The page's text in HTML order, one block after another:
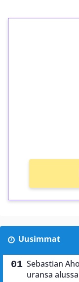
Uusimmat
Sebastian
uransa